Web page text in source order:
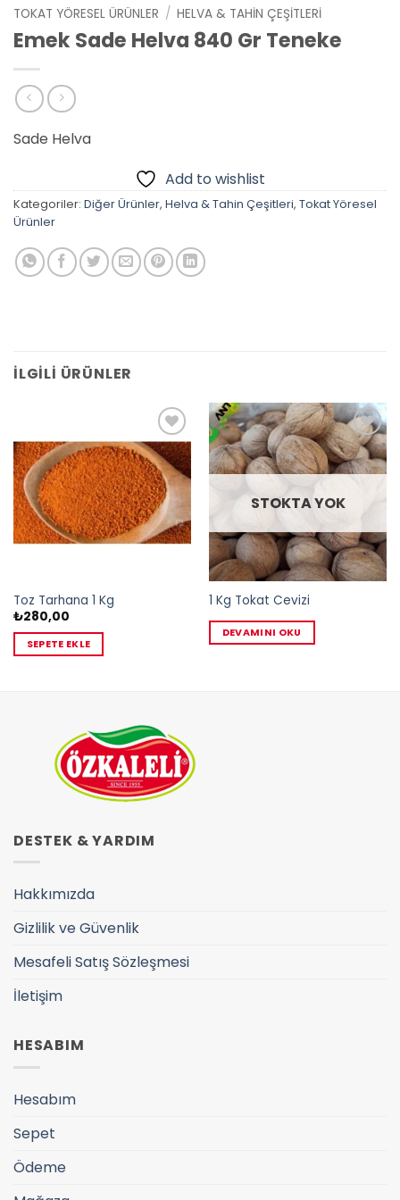
TOKAT YÖRESEL ÜRÜNLER / HELVA & TAHIN ÇEŞITLERI
Emek Sade Helva 840 Gr Teneke
Sade Helva
Add to wishlist
Kategoriler: Diğer Ürünler, Helva & Tahin Çeşitleri, Tokat Yöresel
Ürünler
İLGILI ÜRÜNLER
Add to
wishlist
Toz Tarhana 1 Kg
₺280,00
SEPETE EKLE
Add to
wishlist
STOKTA YOK
1 Kg Tokat Cevizi
DEVAMINI OKU
DESTEK & YARDIM
Hakkımızda
Gizlilik ve Güvenlik
Mesafeli Satış Sözleşmesi
İletişim
HESABIM
Hesabım
Sepet
Ödeme